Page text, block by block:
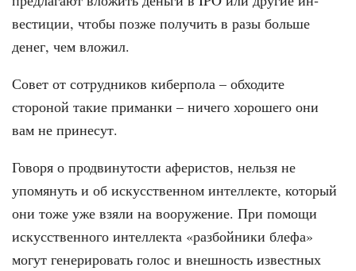
вестиции, чтобы позже получить в разы больше
денег, чем вложил.
Совет от сотрудников киберпола – обходите
стороной такие приманки – ничего хорошего они
вам не принесут.
Говоря о продвинутости аферистов, нельзя не
упомянуть и об искусствен­ном интеллекте, который
они тоже уже взяли на вооружение. При помощи
искусственного интеллекта «разбойни­ки блефа»
могут генерировать голос и внешность известных